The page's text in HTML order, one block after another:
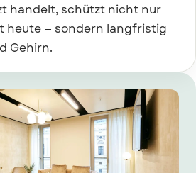
handelt, schützt nicht nur
heute — sondern langfristig
Gehirn.